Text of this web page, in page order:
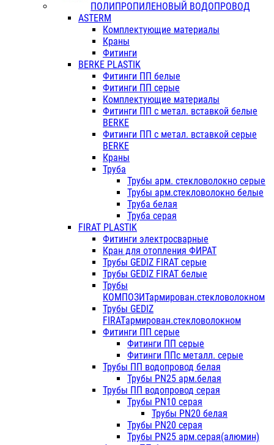
ПОЛИПРОПИЛЕНОВЫЙ ВОДОПРОВОД
ASTERM
Комплектующие материалы
Краны
Фитинги
BERKE PLASTIK
Фитинги ПП белые
Фитинги ПП серые
Комплектующие материалы
Фитинги ПП с метал. вставкой белые
BERKE
Фитинги ПП с метал. вставкой серые
BERKE
Краны
Труба
Трубы арм. стекловолокно серые
Трубы арм.стекловолокно белые
Труба белая
Труба серая
FIRAT PLASTIK
Фитинги электросварные
Кран для отопления ФИРАТ
Трубы GEDIZ FIRAT серые
Трубы GEDIZ FIRAT белые
Трубы
КОМПОЗИТармирован.стекловолокном
Трубы GEDIZ
FIRATармирован.стекловолокном
Фитинги ПП серые
Фитинги ПП серые
Фитинги ППс металл. серые
Трубы ПП водопровод белая
Трубы PN25 арм.белая
Трубы ПП водопровод серая
Трубы PN10 серая
Трубы PN20 белая
Трубы PN20 серая
Трубы PN25 арм.серая(алюмин)